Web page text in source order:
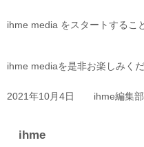
ihme media をスタートするこ
ihme mediaを是非お楽しみくだ
2021年10月4日 ihme編集部
ihme